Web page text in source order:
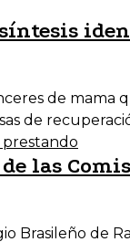
de
de
las
Brasileño de